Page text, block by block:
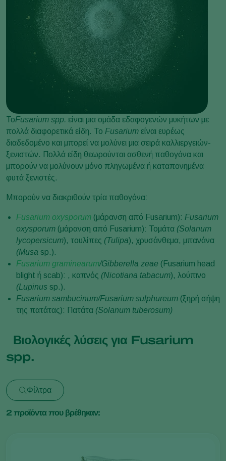
ΤοFusarium spp. είναι μια ομάδα εδαφογενών μυκήτων με
πολλά διαφορετικά είδη. Το Fusarium είναι ευρέως
διαδεδομένο και μπορεί να μολύνει μια σειρά καλλιεργειών-
ξενιστών. Πολλά είδη θεωρούνται ασθενή παθογόνα και
μπορούν να μολύνουν μόνο πληγωμένα ή καταπονημένα
φυτά ξενιστές.
Μπορούν να διακριθούν τρία παθογόνα:
Fusarium oxysporum (μάρανση από Fusarium): Fusarium
oxysporum (μάρανση από Fusarium): Τομάτα (Solanum
lycopersicum), τουλίπες (Tulipa), χρυσάνθεμα, μπανάνα
(Musa sp.).
Fusarium graminearum/Gibberella zeae (Fusarium head
blight ή scab): , καπνός (Nicotiana tabacum), λούπινο
(Lupinus sp.).
Fusarium sambucinum/Fusarium sulphureum (ξηρή σήψη
της πατάτας): Πατάτα (Solanum tuberosum)
Βιολογικές λύσεις για Fusarium
spp.
Φίλτρα
2 προϊόντα που βρέθηκαν: